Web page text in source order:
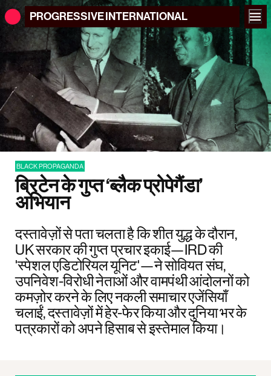
PROGRESSIVEINTERNATIONAL
BLACK PROPAGANDA
ब्रिटेन के गुप्त ‘ब्लैक प्रोपेगैंडा’
अभियान
दस्तावेज़ों से पता चलता है कि शीत युद्ध के दौरान,
UK सरकार की गुप्त प्रचार इकाई—IRD की
'स्पेशल एडिटोरियल यूनिट'—ने सोवियत संघ,
उपनिवेश-विरोधी नेताओं और वामपंथी आंदोलनों को
कमज़ोर करने के लिए नकली समाचार एजेंसियाँ
चलाईं, दस्तावेज़ों में हेर-फेर किया और दुनिया भर के
पत्रकारों को अपने हिसाब से इस्तेमाल किया।